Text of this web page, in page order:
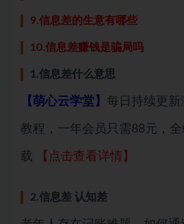
9.信息差的生意有哪些
10.信息差赚钱是骗局吗
1.信息差什么意思
【萌心云学堂】 每日持续更新
教程，一年会员只需88元，
载 【点击查看详情】
2.信息差 认知差